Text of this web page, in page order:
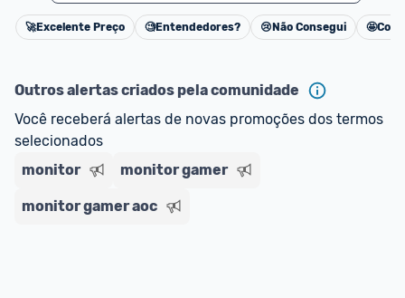
Cancelar
🚀Excelente Preço 🧐Entendedores? 😢 Não Consegui 🤩
Outros alertas criados pela comunidade
Você receberá alertas de novas promoções dos termos
selecionados
monitor
monitor gamer
monitor gamer aoc